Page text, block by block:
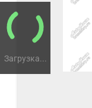
Загрузка...